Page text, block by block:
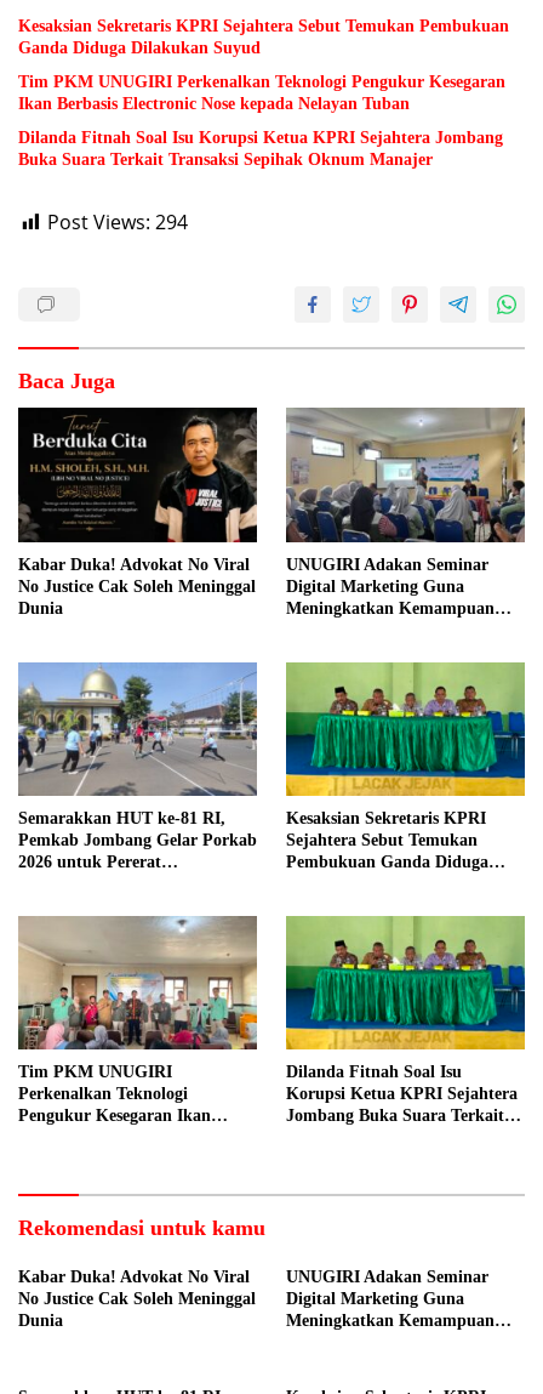
Kesaksian Sekretaris KPRI Sejahtera Sebut Temukan Pembukuan
Ganda Diduga Dilakukan Suyud
Tim PKM UNUGIRI Perkenalkan Teknologi Pengukur Kesegaran
Ikan Berbasis Electronic Nose kepada Nelayan Tuban
Dilanda Fitnah Soal Isu Korupsi Ketua KPRI Sejahtera Jombang
Buka Suara Terkait Transaksi Sepihak Oknum Manajer
Post Views: 294
Baca Juga
Kabar Duka! Advokat No Viral
No Justice Cak Soleh Meninggal
Dunia
UNUGIRI Adakan Seminar
Digital Marketing Guna
Meningkatkan Kemampuan
Semarakkan HUT ke-81 RI,
Pemkab Jombang Gelar Porkab
2026 untuk Pererat
Kesaksian Sekretaris KPRI
Sejahtera Sebut Temukan
Pembukuan Ganda Diduga
Tim PKM UNUGIRI
Perkenalkan Teknologi
Pengukur Kesegaran Ikan
Dilanda Fitnah Soal Isu
Korupsi Ketua KPRI Sejahtera
Jombang Buka Suara Terkait
Rekomendasi untuk kamu
Kabar Duka! Advokat No Viral
No Justice Cak Soleh Meninggal
Dunia
UNUGIRI Adakan Seminar
Digital Marketing Guna
Meningkatkan Kemampuan